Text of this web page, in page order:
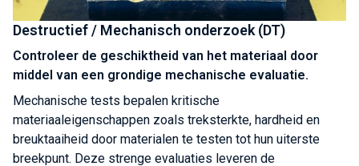
Destructief / Mechanisch onderzoek (DT)
Controleer de geschiktheid van het materiaal door
middel van een grondige mechanische evaluatie.
Mechanische tests bepalen kritische
materiaaleigenschappen zoals treksterkte, hardheid en
breuktaaiheid door materialen te testen tot hun uiterste
breekpunt. Deze strenge evaluaties leveren de